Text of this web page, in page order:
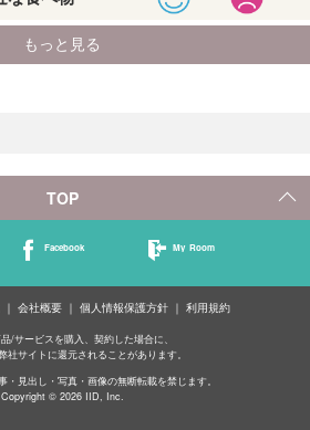
TOP
Facebook My Room
会社概要 個人情報保護方針 利用規約
/サービスを購入、契約した場合に、
社サイトに還元されることがあります。
・見出し・写真・画像の無断転載を禁じます。
Copyright © 2026 IID, Inc.